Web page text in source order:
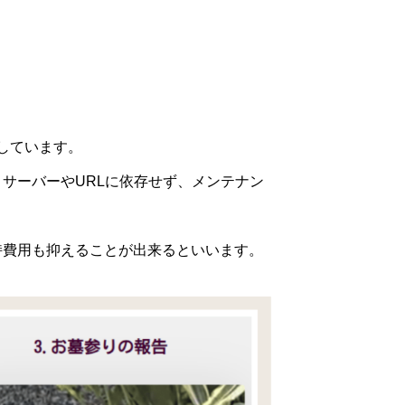
います。
ーバーやURLに依存せず、メンテナン
用も抑えることが出来るといいます。